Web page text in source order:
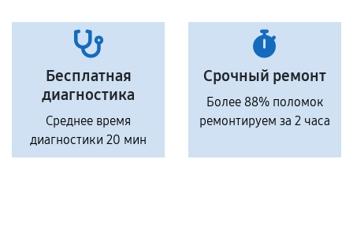
Бесплатная
диагностика
Среднее время
диагностики 20 мин
Срочный ремонт
Более 88% поломок
ремонтируем за 2 часа